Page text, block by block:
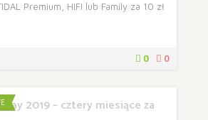
Premium, HIFI lub Family za 10 zł
0 0
2019 – cztery miesiące za